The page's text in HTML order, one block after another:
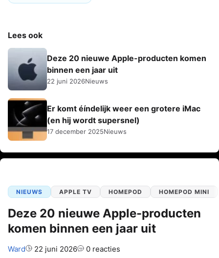
Lees ook
Deze 20 nieuwe Apple-producten komen
binnen een jaar uit
22 juni 2026Nieuws
Er komt éíndelijk weer een grotere iMac
(en hij wordt supersnel)
17 december 2025Nieuws
NIEUWS APPLE TV HOMEPOD HOMEPOD MINI
Deze 20 nieuwe Apple-producten
komen binnen een jaar uit
Auteur:
Ward 22 juni 2026 0 reacties